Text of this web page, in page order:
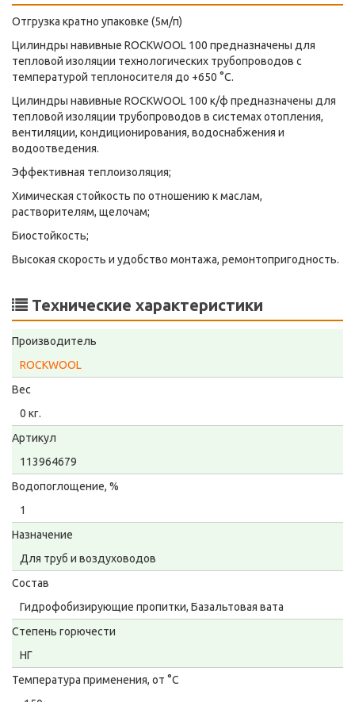
Отгрузка кратно упаковке (5м/п)
Цилиндры навивные ROCKWOOL 100 предназначены для
тепловой изоляции технологических трубопроводов с
температурой теплоносителя до +650 °С.
Цилиндры навивные ROCKWOOL 100 к/ф предназначены для
тепловой изоляции трубопроводов в системах отопления,
вентиляции, кондиционирования, водоснабжения и
водоотведения.
Эффективная теплоизоляция;
Химическая стойкость по отношению к маслам,
растворителям, щелочам;
Биостойкость;
Высокая скорость и удобство монтажа, ремонтопригодность.
Технические характеристики
Производитель
ROCKWOOL
Вес
0 кг.
Артикул
113964679
Водопоглощение, %
1
Назначение
Для труб и воздуховодов
Состав
Гидрофобизирующие пропитки, Базальтовая вата
Степень горючести
НГ
Температура применения, от °С